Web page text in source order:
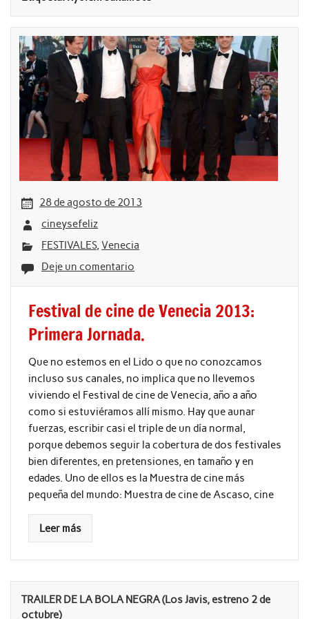
28 de agosto de 2013
cineysefeliz
FESTIVALES,Venecia
Deje un comentario
Festival de cine de Venecia 2013:
Primera Jornada.
Que no estemos en el Lido o que no conozcamos
incluso sus canales, no implica que no llevemos
viviendo el Festival de cine de Venecia, año a año
como si estuviéramos allí mismo. Hay que aunar
fuerzas, escribir casi el triple de un día normal,
porque debemos seguir la cobertura de dos festivales
bien diferentes, en pretensiones, en tamaño y en
edades. Uno de ellos es la Muestra de cine más
pequeña del mundo: Muestra de cine de Ascaso, cine
Leer más
TRAILER DE LA BOLA NEGRA (Los Javis, estreno 2 de
octubre)